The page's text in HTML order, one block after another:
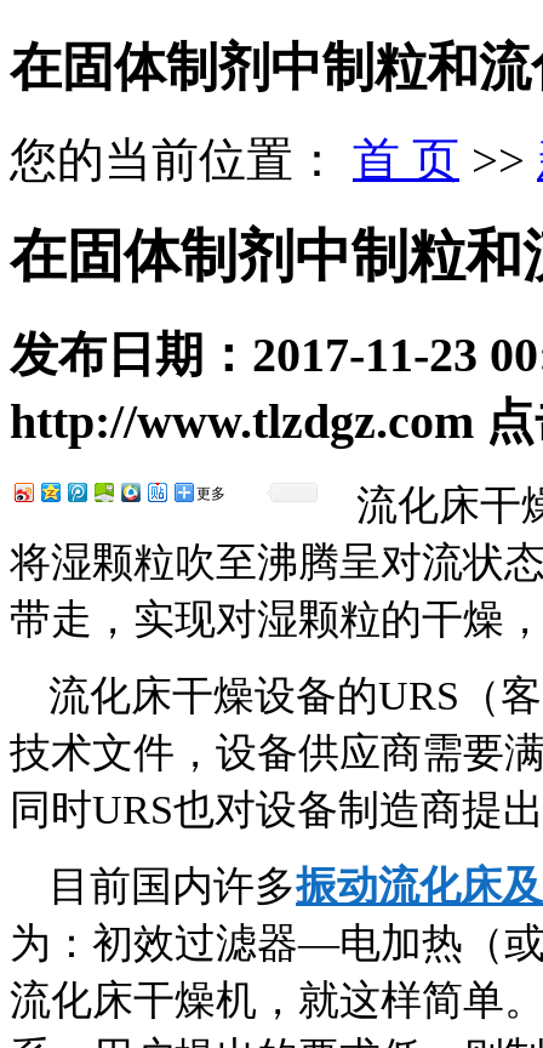
在固体制剂中制粒和
您的当前位置： 首 页 >>
在固体制剂中制粒
发布日期： 2017-11-23
http://www.tlzdgz.com
更多
流化床干
将湿颗粒吹至沸腾呈对流状
带走，实现对湿颗粒的干燥
流化床干燥设备的URS（
技术文件，设备供应商需要
同时URS也对设备制造商提
目前国内许多振动流化床
为：初效过滤器—电加热（
流化床干燥机，就这样简单